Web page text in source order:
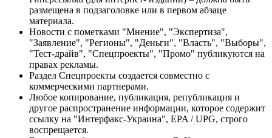
размещена в подзаголовке или в первом абзаце
материала.
Новости с пометками "Мнение", "Экспертиза",
"Заявление", "Регионы", "Деньги", "Власть", "Выборы",
"Тест-драйв", "Спецпроекты", "Промо" публикуются на
правах рекламы.
Раздел Спецпроекты создается совместно с
коммерческими партнерами.
Любое копирование, публикация, републикация и
другое распространение информации, которое содержит
ссылку на "Интерфакс-Украина", EPA / UPG, строго
воспрещается.